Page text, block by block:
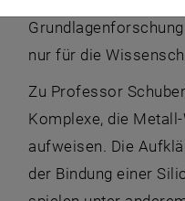
nur für die
Zu Professor
Komplexe, die
aufweisen. Die
der Bindung einer